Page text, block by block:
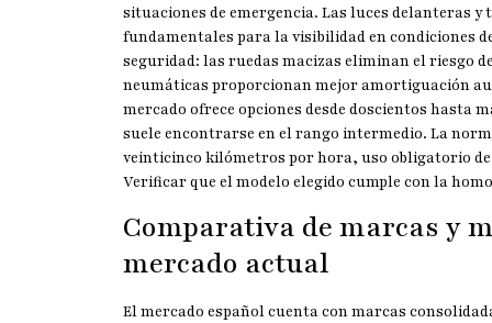
situaciones de emergencia. Las luces delanteras
fundamentales para la visibilidad en condiciones
seguridad: las ruedas macizas eliminan el riesgo
neumáticas proporcionan mejor amortiguación
mercado ofrece opciones desde doscientos hasta
suele encontrarse en el rango intermedio. La
veinticinco kilómetros por hora, uso obligatorio
Verificar que el modelo elegido cumple con la
Comparativa de marcas y
mercado actual
El mercado español cuenta con marcas